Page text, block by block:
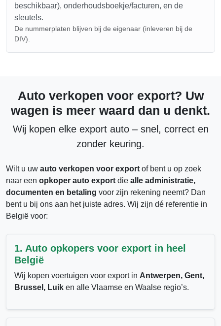
beschikbaar), onderhoudsboekje/facturen, en de
sleutels.
De nummerplaten blijven bij de eigenaar (inleveren bij de
DIV).
Auto verkopen voor export? Uw
wagen is meer waard dan u denkt.
Wij kopen elke export auto– snel, correct en
zonder keuring.
Wilt u uw auto verkopen voor export of bent u op zoek
naar een opkoper auto export die alle administratie,
documenten en betaling voor zijn rekening neemt? Dan
bent u bij ons aan het juiste adres. Wij zijn dé referentie in
België voor:
1. Auto opkopers voor export in heel
België
Wij kopen voertuigen voor export in Antwerpen, Gent,
Brussel, Luik en alle Vlaamse en Waalse regio’s.